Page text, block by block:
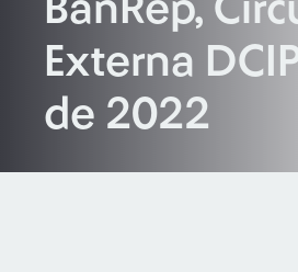
BuscarBanRep,
Externa
de 2022